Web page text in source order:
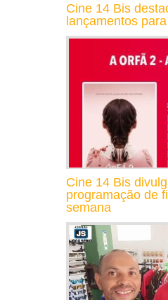
Cine 14 Bis
lançamentos
Cine 14 Bis
programação de
semana